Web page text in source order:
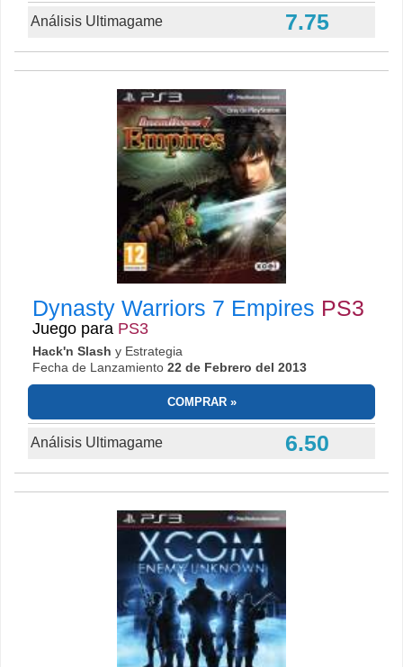
Análisis Ultimagame 7.75
Dynasty Warriors 7 Empires PS3
Juego para PS3
Hack'n Slash y Estrategia
Fecha de Lanzamiento 22 de Febrero del 2013
COMPRAR
Análisis Ultimagame 6.50